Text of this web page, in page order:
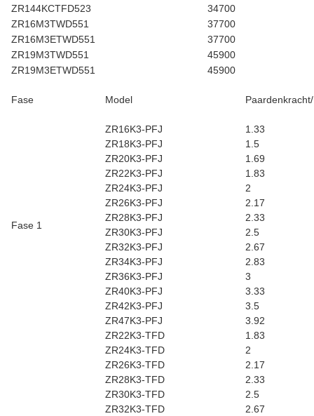
ZR144KCTFD523
34700
ZR16M3TWD551
37700
ZR16M3ETWD551
37700
ZR19M3TWD551
45900
ZR19M3ETWD551
45900
Fase Model
Fase 1
ZR16K3-PFJ
1.33
ZR18K3-PFJ
1.5
ZR20K3-PFJ
1.69
ZR22K3-PFJ
1.83
ZR24K3-PFJ
2
ZR26K3-PFJ
2.17
ZR28K3-PFJ
2.33
ZR30K3-PFJ
2.5
ZR32K3-PFJ
2.67
ZR34K3-PFJ
2.83
ZR36K3-PFJ
3
ZR40K3-PFJ
3.33
ZR42K3-PFJ
3.5
ZR47K3-PFJ
3.92
ZR22K3-TFD
1.83
ZR24K3-TFD
2
ZR26K3-TFD
2.17
ZR28K3-TFD
2.33
ZR30K3-TFD
2.5
ZR32K3-TFD
2.67